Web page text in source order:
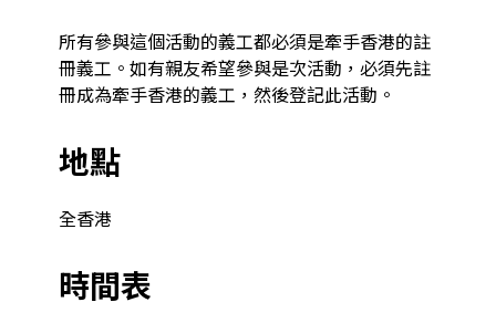
所有參與這個活動的義工都必須是牽手香港的註
冊義工。如有親友希望參與是次活動，必須先註
冊成為牽手香港的義工，然後登記此活動。
地點
全香港
時間表